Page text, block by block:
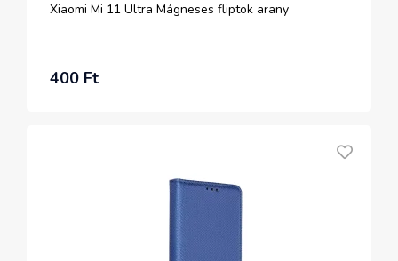
Xiaomi Mi 11 Ultra Mágneses fliptok arany
400 Ft